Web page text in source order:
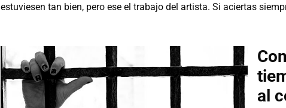
estuviesen tan bien, pero ese el trabajo del artista. Si aciertas
al